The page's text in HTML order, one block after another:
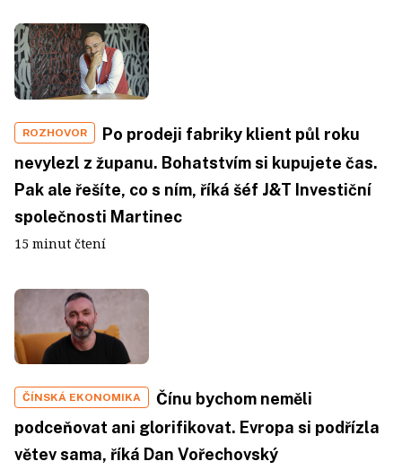
ROZHOVOR
Po prodeji fabriky klient půl roku
nevylezl z županu. Bohatstvím si kupujete čas.
Pak ale řešíte, co s ním, říká šéf J&T Investiční
společnosti Martinec
15 minut čtení
ČÍNSKÁ EKONOMIKA
Čínu bychom neměli
podceňovat ani glorifikovat. Evropa si podřízla
větev sama, říká Dan Vořechovský